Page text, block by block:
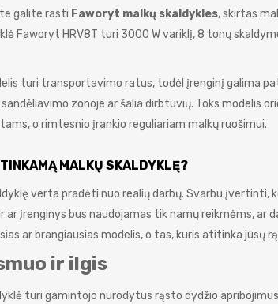
galite rasti Faworyt malkų skaldykles, skirtas
Faworyt HRV8T turi 3000 W variklį, 8 tonų
turi transportavimo ratus, todėl įrenginį galima
sandėliavimo zonoje ar šalia dirbtuvių. Toks modelis
o rimtesnio įrankio reguliariam malkų ruošimui.
MALKŲ SKALDYKLĘ?
verta pradėti nuo realių darbų. Svarbu įvertinti,
ar įrenginys bus naudojamas tik namų reikmėms, ar
ar brangiausias modelis, o tas, kuris atitinka jūsų
ir ilgis
turi gamintojo nurodytus rąsto dydžio